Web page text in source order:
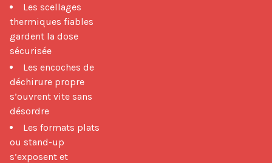
Les scellages
thermiques fiables
gardent la dose
sécurisée
Les encoches de
déchirure propre
s’ouvrent vite sans
désordre
Les formats plats
ou stand-up
s’exposent et